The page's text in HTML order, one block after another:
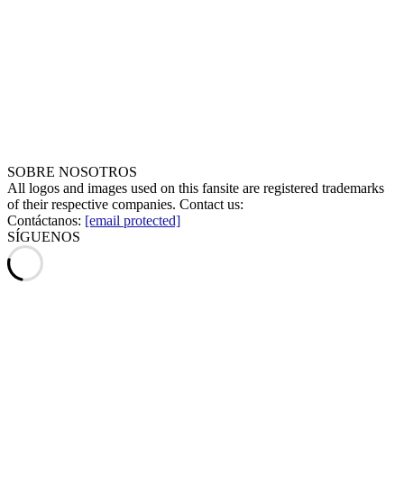
SOBRE NOSOTROS
All logos and images used on this fansite are registered trademarks
of their respective companies. Contact us:
Contáctanos: [email protected]
SÍGUENOS